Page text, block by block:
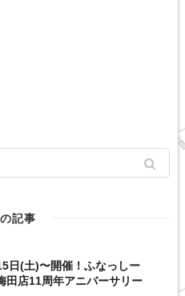
記事
日(土)〜開催！ふなっしー
田店11周年アニバーサリー